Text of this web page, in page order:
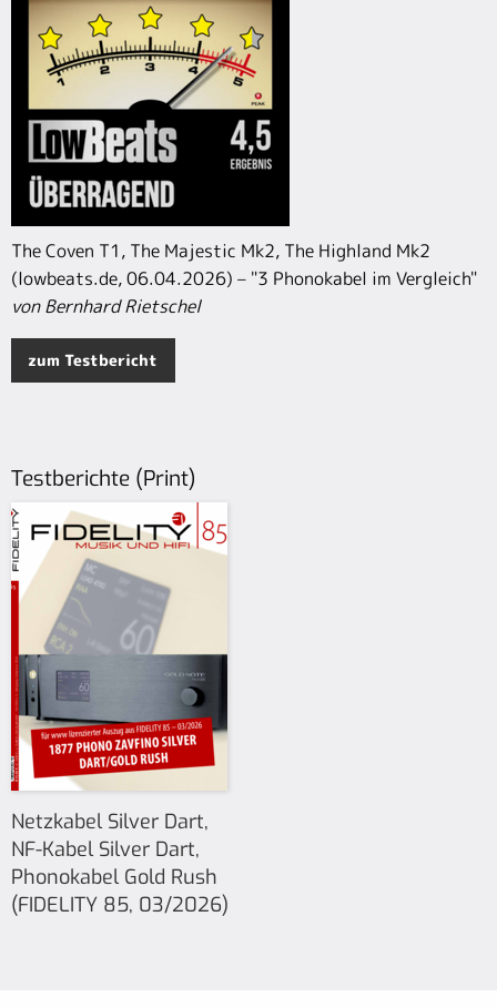
The Coven T1, The Majestic Mk2, The Highland Mk2
(lowbeats.de, 06.04.2026) – "3 Phonokabel im Vergleich"
von Bernhard Rietschel
zum Testbericht
Testberichte (Print)
Netzkabel Silver Dart,
NF-Kabel Silver Dart,
Phonokabel Gold Rush
(FIDELITY 85, 03/2026)